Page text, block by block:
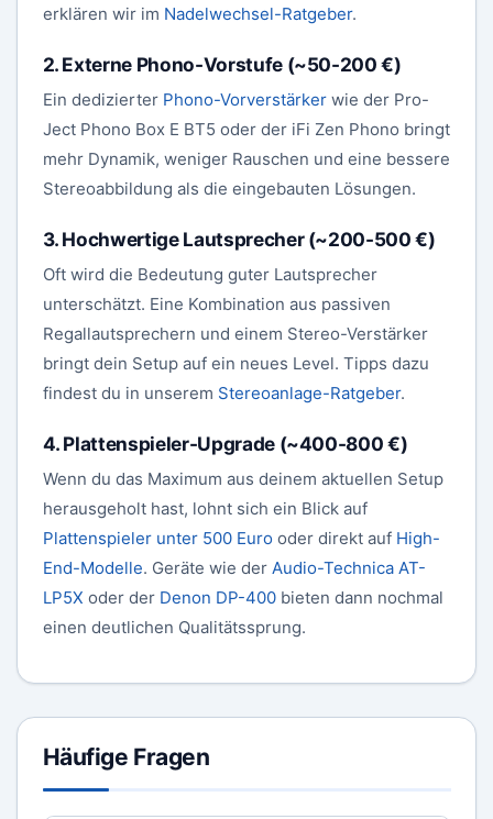
erklären wir im Nadelwechsel-Ratgeber.
2. Externe Phono-Vorstufe (~50-200 €)
Ein dedizierter Phono-Vorverstärkerwie der Pro-
Ject Phono Box E BT5 oder der iFi Zen Phono bringt
mehr Dynamik, weniger Rauschen und eine bessere
Stereoabbildung als die eingebauten Lösungen.
3. Hochwertige Lautsprecher (~200-500 €)
Oft wird die Bedeutung guter Lautsprecher
unterschätzt. Eine Kombination aus passiven
Regallautsprechern und einem Stereo-Verstärker
bringt dein Setup auf ein neues Level. Tipps dazu
findest du in unserem Stereoanlage-Ratgeber.
4. Plattenspieler-Upgrade (~400-800 €)
Wenn du das Maximum aus deinem aktuellen Setup
herausgeholt hast, lohnt sich ein Blick auf
Plattenspieler unter 500 Euro oder direkt auf High-
End-Modelle. Geräte wie der Audio-Technica AT-
LP5X oder der Denon DP-400bieten dann nochmal
einen deutlichen Qualitätssprung.
Häufige Fragen